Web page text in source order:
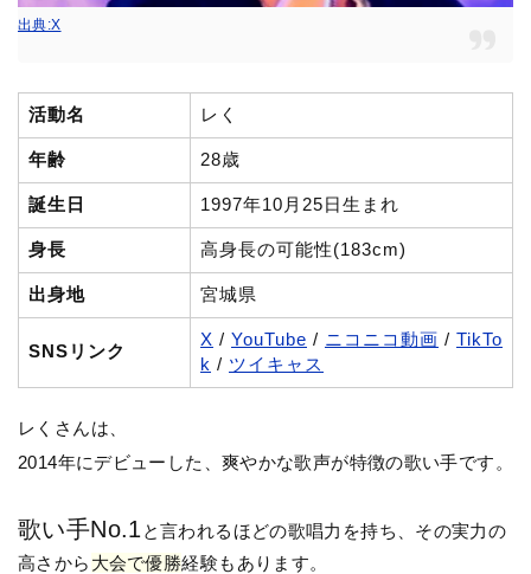
出典:X
活動名 レく
年齢 28歳
誕生日 1997年10月25日生まれ
身長 高身長の可能性(183cm)
出身地 宮城県
SNSリンク
X / YouTube / ニコニコ動画 / TikTo
k / ツイキャス
レくさんは、
2014年にデビューした、爽やかな歌声が特徴の歌い手です。
歌い手No.1 と言われるほどの歌唱力を持ち、その実力の
高さから 大会で優勝経験もあります。